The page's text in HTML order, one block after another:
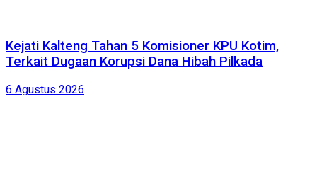
Kejati Kalteng Tahan 5 Komisioner KPU Kotim,
Terkait Dugaan Korupsi Dana Hibah Pilkada
6 Agustus 2026